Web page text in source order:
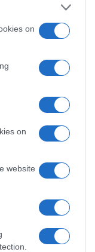
on
on
website
Guía para
asistencias
garantía
eléctricos:
garantías y